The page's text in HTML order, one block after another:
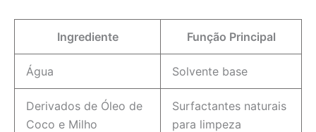
Ingrediente Função Principal
Água Solvente base
Derivados de Óleo de
Coco e Milho
Surfactantes naturais
para limpeza